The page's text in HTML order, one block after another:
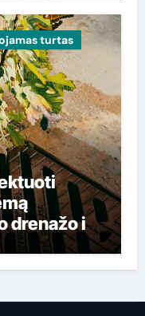
turtas
drenažo iki